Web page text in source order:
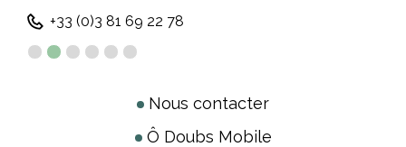
+33 (0)3 81 69 22 78
Nous contacter
Ô Doubs Mobile